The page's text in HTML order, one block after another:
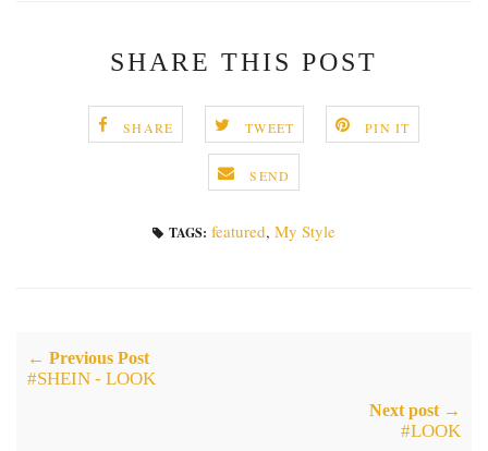
SHARE THIS POST
SHARE TWEET PIN IT
SEND
TAGS: featured, My Style
← Previous Post
#SHEIN - LOOK
Next post →
#LOOK